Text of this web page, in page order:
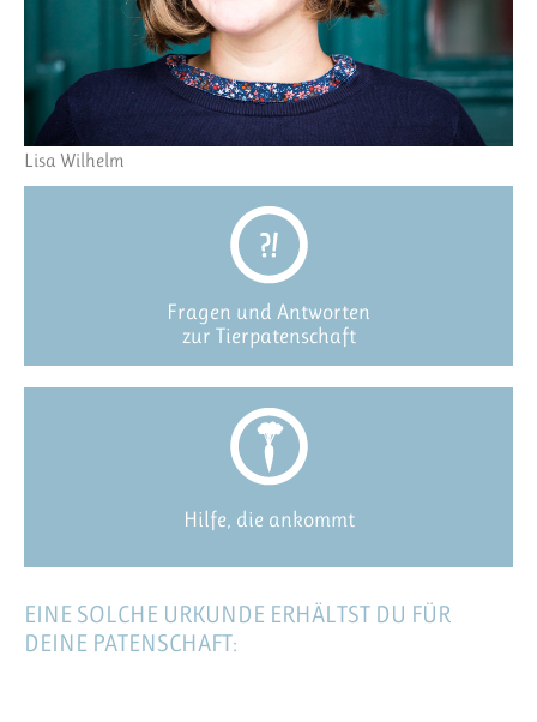
Lisa Wilhelm
Fragen und Antworten
zur Tierpatenschaft
Hilfe, die ankommt
EINE SOLCHE URKUNDE ERHÄLTST DU FÜR
DEINE PATENSCHAFT: